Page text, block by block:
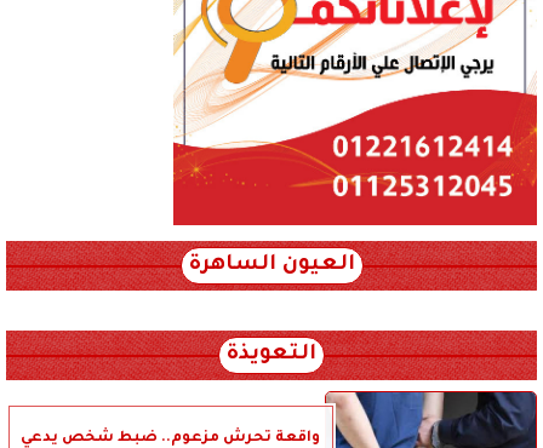
العيون الساهرة
التعويذة
واقعة تحرش مزعوم.. ضبط شخص يدعي